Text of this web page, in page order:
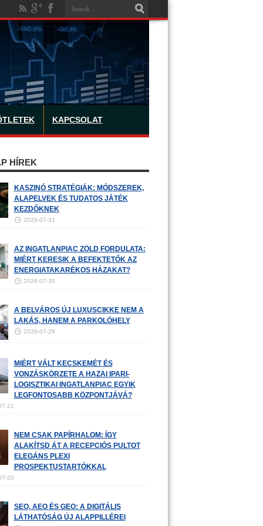
KAPCSOLAT
HÍREK
KASZINÓ STRATÉGIÁK: MÓDSZEREK,
ALAPELVEK ÉS TUDATOS JÁTÉK
KEZDŐKNEK
2026-07-31
AZ INGATLANPIAC ZÖLD FORDULATA:
MIÉRT KERESIK A BEFEKTETŐK AZ
ENERGIATAKARÉKOS HÁZAKAT?
2026-07-30
A BELVÁROS ÚJ LUXUSCIKKE NEM A
LAKÁS, HANEM A PARKOLÓHELY
2026-07-29
MIÉRT VÁLT KECSKEMÉT ÉS
VONZÁSKÖRZETE A HAZAI IPARI-
LOGISZTIKAI INGATLANPIAC EGYIK
LEGFONTOSABB KÖZPONTJÁVÁ?
21
NEM CSAK PAPÍRHALOM: ÍGY
ALAKÍTSD ÁT A RECEPCIÓS PULTOT
ELEGÁNS PLEXI
PROSPEKTUSTARTÓKKAL
20
SEO, AEO ÉS GEO: A DIGITÁLIS
LÁTHATÓSÁG ÚJ ALAPPILLÉREI